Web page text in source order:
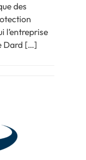
des
l’entreprise
Dard […]